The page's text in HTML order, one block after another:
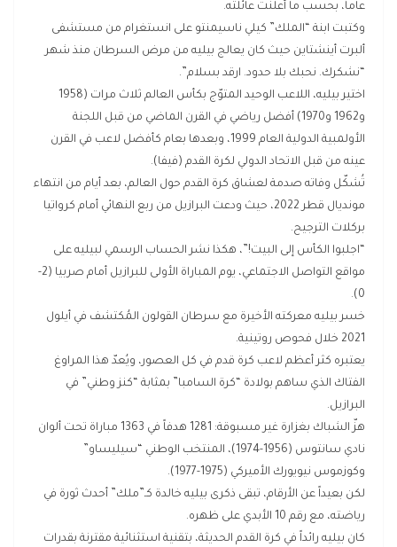
عاماً، بحسب ما أعلنت عائلته.
وكتبت ابنة “الملك” كيلي ناسيمنتو على انستغرام من مستشفى
ألبرت أينشتاين حيث كان يعالج بيليه من مرض السرطان منذ شهر
“نشكرك. نحبك بلا حدود. ارقد بسلام”.
اختير بيليه، اللاعب الوحيد المتوّج بكأس العالم ثلاث مرات (1958
و1962 و1970) أفضل رياضي في القرن الماضي من قبل اللجنة
الأولمبية الدولية العام 1999، وبعدها بعام كأفضل لاعب في القرن
عينه من قبل الاتحاد الدولي لكرة القدم (فيفا).
تُشكّل وفاته صدمة لعشاق كرة القدم حول العالم، بعد أيام من انتهاء
مونديال قطر 2022، حيث ودعت البرازيل من ربع النهائي أمام كرواتيا
بركلات الترجيح.
“اجلبوا الكأس إلى البيت!”، هكذا نشر الحساب الرسمي لبيليه على
مواقع التواصل الاجتماعي، يوم المباراة الأولى للبرازيل أمام صربيا (2-
0).
خسر بيليه معركته الأخيرة مع سرطان القولون المُكتشف في أيلول
2021 خلال فحوص روتينية.
يعتبره كثر أعظم لاعب كرة قدم في كل العصور، ويُعدّ هذا المراوغ
الفتاك الذي ساهم بولادة “كرة السامبا” بمثابة “كنز وطني” في
البرازيل.
هزّ الشباك بغزارة غير مسبوقة: 1281 هدفاً في 1363 مباراة تحت ألوان
نادي سانتوس (1956-1974)، المنتخب الوطني “سيليساو”
وكوزموس نيويورك الأميركي (1975-1977).
لكن بعيداً عن الأرقام، تبقى ذكرى بيليه خالدة كـ”ملك” أحدث ثورة في
رياضته، مع رقم 10 الأبدي على ظهره.
كان بيليه رائداً في كرة القدم الحديثة، بتقنية استثنائية مقترنة بقدرات